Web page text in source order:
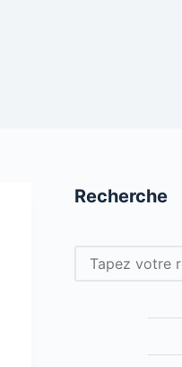
Recherche
Rechercher